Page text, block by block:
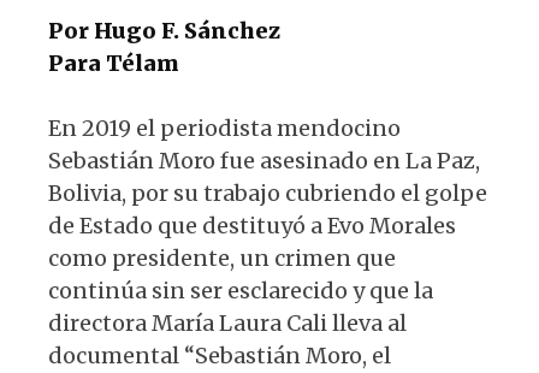
Por Hugo F. Sánchez
Para Télam
En 2019 el periodista mendocino
Sebastián Moro fue asesinado en La Paz,
Bolivia, por su trabajo cubriendo el golpe
de Estado que destituyó a Evo Morales
como presidente, un crimen que
continúa sin ser esclarecido y que la
directora María Laura Cali lleva al
documental “Sebastián Moro, el